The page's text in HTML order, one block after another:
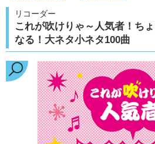
リコーダー
これが吹けりゃ～人気者！ち
なる！大ネタ小ネタ100曲